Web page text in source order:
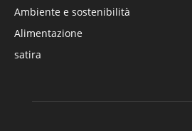
Ambiente e sostenibilità
Alimentazione
satira